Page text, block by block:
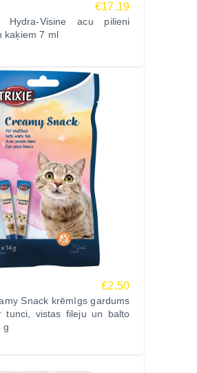
€17.19
Hydra-Visine acu pilieni
kaķiem 7 ml
€2.50
Snack krēmīgs gardums
tunci, vistas fileju un balto
g